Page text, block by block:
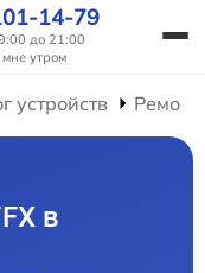
14-79
до 21:00
мне утром
устройств
в